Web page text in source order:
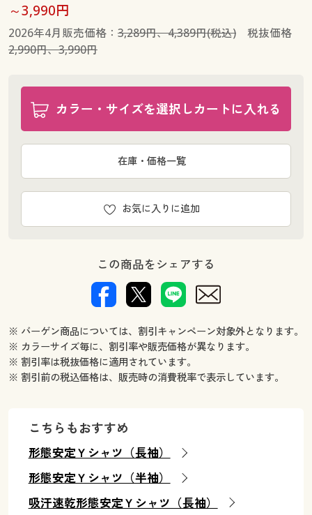
首回り47(裄丈82) ◎ 在庫あり
首回り47(裄丈84) ◎ 在庫あり
首回り47(裄丈86) ◎ 在庫あり
首回り50(裄丈84) ◎ 在庫あり
首回り50(裄丈86) ◎ 在庫あり
首回り50(裄丈88) ◎ 在庫あり
～3,990円
2026年4月販売価格： 3,289円、4,389円(税込)税抜価格
2,990円、3,990円
カラー・サイズを選択しカートに入れる
お気に入りに追加
在庫・価格一覧
この商品をシェアする
※ バーゲン商品については、割引キャンペーン対象外となります。
※ カラーサイズ毎に、割引率や販売価格が異なります。
※ 割引率は税抜価格に適用されています。
※ 割引前の税込価格は、販売時の消費税率で表示しています。
こちらもおすすめ
形態安定Ｙシャツ（長袖）
形態安定Ｙシャツ（半袖）
吸汗速乾形態安定Ｙシャツ（長袖）